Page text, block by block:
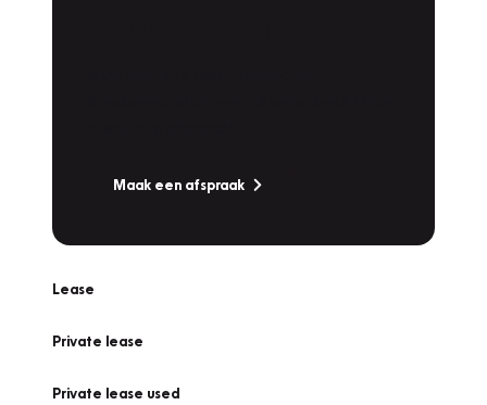
Maak een afspraak
Lease
Private lease
Private lease used